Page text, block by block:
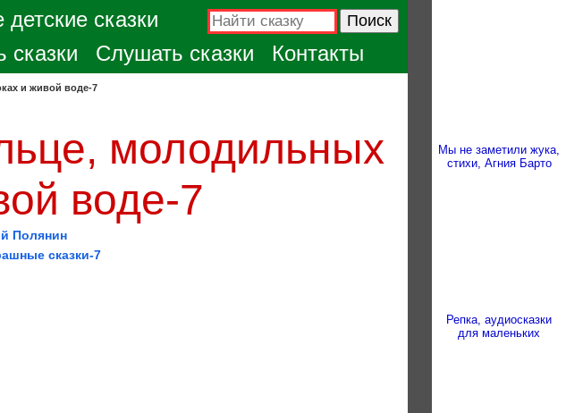
Мы не заметили жука,
стихи, Агния Барто
Репка, аудиосказки
для маленьких
сказки
сказки Слушать сказки Контакты
и живой воде-7
молодильных
воде-7
Полянин
сказки-7